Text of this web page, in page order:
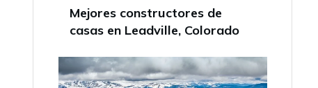
Mejores constructores de
casas en Leadville, Colorado